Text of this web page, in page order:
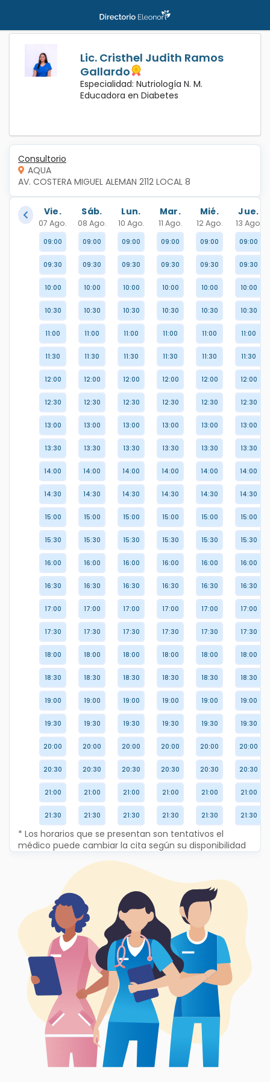
Lic. Cristhel Judith Ramos
Gallardo
Especialidad: Nutriología N. M.
Educadora en Diabetes
Consultorio
AQUA
AV. COSTERA MIGUEL ALEMAN 2112 LOCAL 8
Vie.
07 Ago.
Sáb.
08 Ago.
Lun.
10 Ago.
Mar.
11 Ago.
Mié.
12 Ago.
Jue.
13 Ago.
09:00
09:30
10:00
10:30
11:00
11:30
12:00
12:30
13:00
13:30
14:00
14:30
15:00
15:30
16:00
16:30
17:00
17:30
18:00
18:30
19:00
19:30
20:00
20:30
21:00
21:30
09:00
09:30
10:00
10:30
11:00
11:30
12:00
12:30
13:00
13:30
14:00
14:30
15:00
15:30
16:00
16:30
17:00
17:30
18:00
18:30
19:00
19:30
20:00
20:30
21:00
21:30
09:00
09:30
10:00
10:30
11:00
11:30
12:00
12:30
13:00
13:30
14:00
14:30
15:00
15:30
16:00
16:30
17:00
17:30
18:00
18:30
19:00
19:30
20:00
20:30
21:00
21:30
09:00
09:30
10:00
10:30
11:00
11:30
12:00
12:30
13:00
13:30
14:00
14:30
15:00
15:30
16:00
16:30
17:00
17:30
18:00
18:30
19:00
19:30
20:00
20:30
21:00
21:30
09:00
09:30
10:00
10:30
11:00
11:30
12:00
12:30
13:00
13:30
14:00
14:30
15:00
15:30
16:00
16:30
17:00
17:30
18:00
18:30
19:00
19:30
20:00
20:30
21:00
21:30
09:00
09:30
10:00
10:30
11:00
11:30
12:00
12:30
13:00
13:30
14:00
14:30
15:00
15:30
16:00
16:30
17:00
17:30
18:00
18:30
19:00
19:30
20:00
20:30
21:00
21:30
* Los horarios que se presentan son tentativos el
médico puede cambiar la cita según su disponibilidad